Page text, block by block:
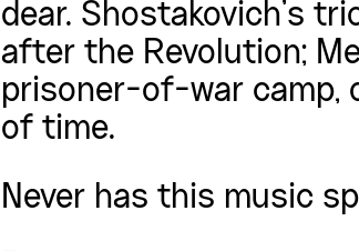
dear. Shostakovich’s
after the Revolution;
prisoner-of-war camp,
of time.
Never has this music